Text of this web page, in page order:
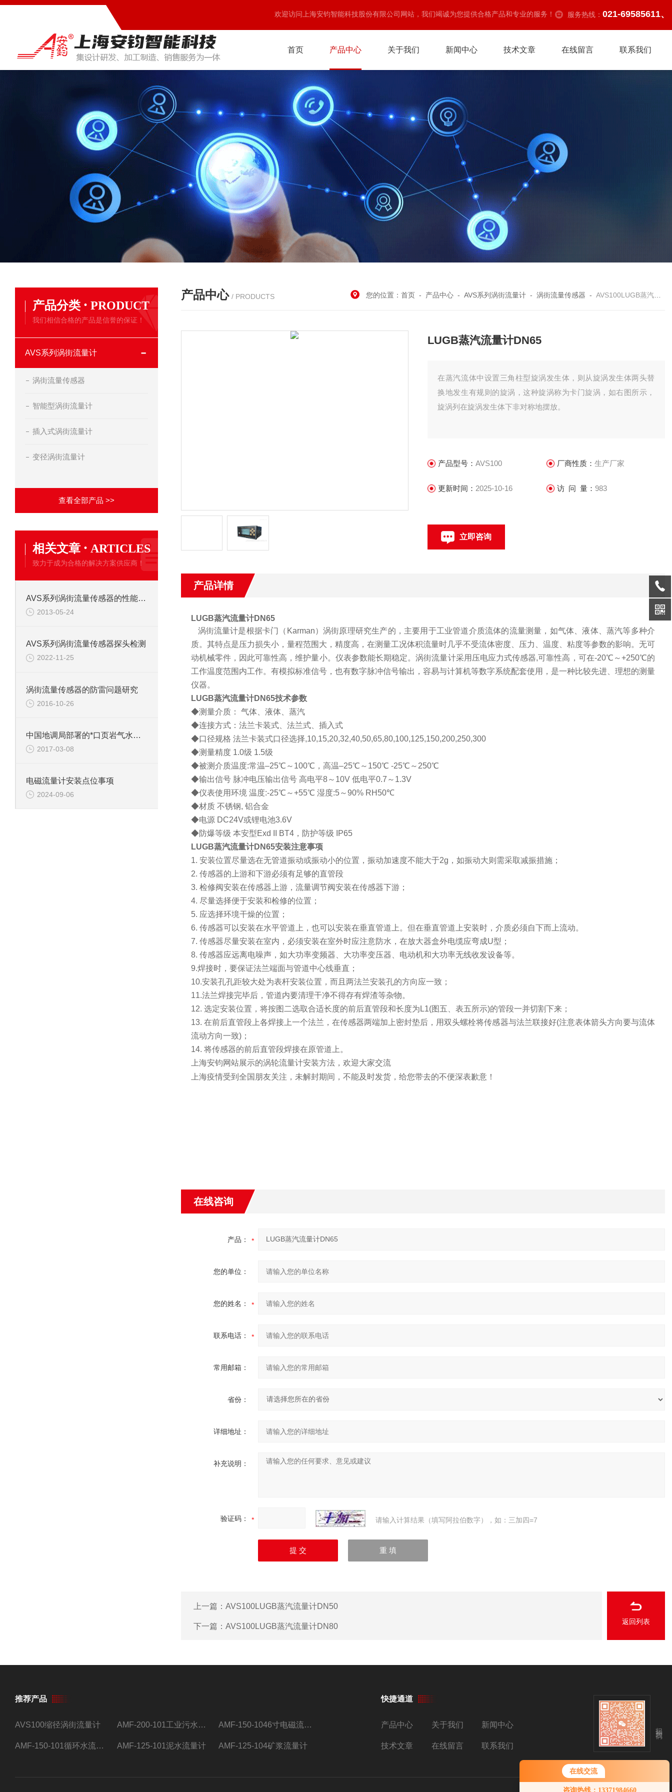
在线交流
咨询热线：13371984660
欢迎访问上海安钧智能科技股份有限公司网站，我们竭诚为您提供合格产品和专业的服务！ 服务热线： 021-69585611、
首页 产品中心 关于我们 新闻中心 技术文章 在线留言 联系我们
产品分类 · PRODUCT
我们相信合格的产品是信誉的保证！
AVS系列涡街流量计
涡街流量传感器
智能型涡街流量计
插入式涡街流量计
变径涡街流量计
查看全部产品 >>
相关文章 · ARTICLES
致力于成为合格的解决方案供应商！
AVS系列涡街流量传感器的性能特点
2013-05-24
AVS系列涡街流量传感器探头检测
2022-11-25
涡街流量传感器的防雷问题研究
2016-10-26
中国地调局部署的*口页岩气水平井完钻
2017-03-08
电磁流量计安装点位事项
2024-09-06
产品中心 / PRODUCTS 您的位置：首页 - 产品中心 -AVS系列涡街流量计 -涡街流量传感器 -AVS100LUGB蒸汽流量计DN65
LUGB蒸汽流量计DN65
在蒸汽流体中设置三角柱型旋涡发生体，则从旋涡发生体两头替
换地发生有规则的旋涡，这种旋涡称为卡门旋涡，如右图所示，
旋涡列在旋涡发生体下非对称地摆放。
产品型号：AVS100 厂商性质： 生产厂家
更新时间： 2025-10-16 访 问 量： 983
立即咨询
产品详情
LUGB蒸汽流量计DN65
涡街流量计是根据卡门（ Karman）涡街原理研究生产的，主要用于工业管道介质流体的流量测量，如气体、液体、蒸汽等多种介
质。其特点是压力损失小，量程范围大，精度高，在测量工况体积流量时几乎不受流体密度、压力、温度、粘度等参数的影响。无可
动机械零件，因此可靠性高，维护量小。仪表参数能长期稳定。涡街流量计采用压电应力式传感器,可靠性高，可在-20℃～+250℃的
工作温度范围内工作。有模拟标准信号，也有数字脉冲信号输出，容易与计算机等数字系统配套使用，是一种比较先进、理想的测量
仪器。
LUGB蒸汽流量计DN65技术参数
◆测量介质： 气体、液体、蒸汽
◆连接方式：法兰卡装式、法兰式、插入式
◆口径规格 法兰卡装式口径选择,10,15,20,32,40,50,65,80,100,125,150,200,250,300
◆测量精度 1.0级 1.5级
◆被测介质温度:常温–25℃～ 100℃，高温–25℃～ 150℃ -25℃～ 250℃
◆输出信号 脉冲电压输出信号 高电平8～ 10V 低电平0.7 ～ 1.3V
◆仪表使用环境 温度:-25℃～+55℃ 湿度:5～90% RH50℃
◆材质 不锈钢, 铝合金
◆电源 DC24V或锂电池3.6V
◆防爆等级 本安型Exd II BT4，防护等级
IP65
LUGB蒸汽流量计DN65安装注意事项
1. 安装位置尽量选在无管道振动或振动小的位置，振动加速度不能大于2g ，如振动大则需采取减振措施；
2. 传感器的上游和下游必须有足够的直管段
3. 检修阀安装在传感器上游，流量调节阀安装在传感器下游；
4. 尽量选择便于安装和检修的位置；
5. 应选择环境干燥的位置；
6. 传感器可以安装在水平管道上，也可以安装在垂直管道上。但在垂直管道上安装时，介质必须自下而上流动。
7. 传感器尽量安装在室内，必须安装在室外时应注意防水，在放大器盒外电缆应弯成U型；
8. 传感器应远离电噪声，如大功率变频器、大功率变压器、电动机和大功率无线收发设备等。
9.焊接时，要保证法兰端面与管道中心线垂直；
10.安装孔孔距较大处为表杆安装位置，而且两法兰安装孔的方向应一致；
11.法兰焊接完毕后，管道内要清理干净不得存有焊渣等杂物。
12. 选定安装位置，将按图二选取合适长度的前后直管段和长度为 L1(图五、表五所示)的管段一并切割下来；
13. 在前后直管段上各焊接上一个法兰，在传感器两端加上密封垫后，用双头螺栓将传感器与法兰联接好(注意表体箭头方向要与流体
流动方向一致)；
14. 将传感器的前后直管段焊接在原管道上。
上海安钧网站展示的涡轮流量计安装方法，欢迎大家交流
上海疫情受到全国朋友关注，未解封期间，不能及时发货，给您带去的不便深表歉意！
在线咨询
产品：
您的单位：
您的姓名：
联系电话：
常用邮箱：
省份：
详细地址：
补充说明：
验证码： 请输入计算结果（填写阿拉伯数字），如：三加四=7
上一篇： AVS100LUGB蒸汽流量计DN50
下一篇： AVS100LUGB蒸汽流量计DN80
返回列表
推荐产品
AVS100缩径涡街流量计 AMF-200-101工业污水流量计 AMF-150-1046寸电磁流量计
AMF-150-101循环水流量计,电磁流量计 AMF-125-101泥水流量计 AMF-125-104矿浆流量计
快捷通道
产品中心 关于我们 新闻中心
技术文章 在线留言 联系我们